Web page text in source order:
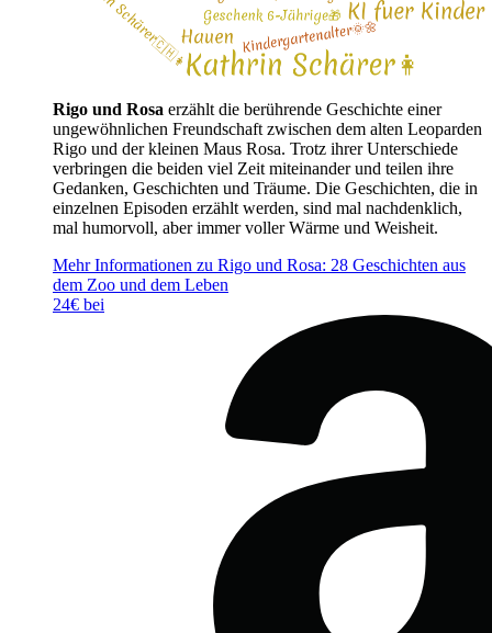
Rigo und Rosa erzählt die berührende Geschichte einer
ungewöhnlichen Freundschaft zwischen dem alten Leoparden
Rigo und der kleinen Maus Rosa. Trotz ihrer Unterschiede
verbringen die beiden viel Zeit miteinander und teilen ihre
Gedanken, Geschichten und Träume. Die Geschichten, die in
einzelnen Episoden erzählt werden, sind mal nachdenklich,
mal humorvoll, aber immer voller Wärme und Weisheit.
Mehr Informationen zu Rigo und Rosa: 28 Geschichten aus
dem Zoo und dem Leben
24€ bei